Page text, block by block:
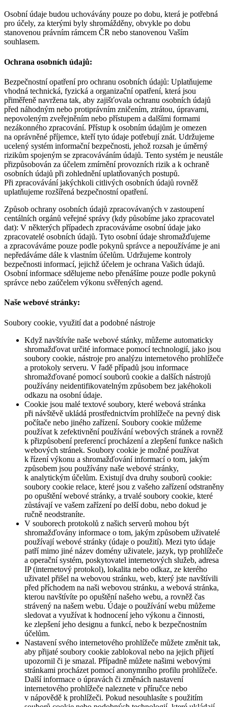
Osobní údaje budou uchovávány pouze po dobu, která je potřebná
pro účely, za kterými byly shromážděny, obvykle po dobu
stanovenou právním rámcem ČR nebo stanovenou Vaším
souhlasem.
Ochrana osobních údajů:
Bezpečnostní opatření pro ochranu osobních údajů: Uplatňujeme
vhodná technická, fyzická a organizační opatření, která jsou
přiměřeně navržena tak, aby zajišťovala ochranu osobních údajů
před náhodným nebo protiprávním zničením, ztrátou, úpravami,
nepovoleným zveřejněním nebo přístupem a dalšími formami
nezákonného zpracování. Přístup k osobním údajům je omezen
na oprávněné příjemce, kteří tyto údaje potřebují znát. Udržujeme
ucelený systém informační bezpečnosti, jehož rozsah je úměrný
rizikům spojeným se zpracováváním údajů. Tento systém je neustále
přizpůsobován za účelem zmírnění provozních rizik a k ochraně
osobních údajů při zohlednění uplatňovaných postupů.
Při zpracovávání jakýchkoli citlivých osobních údajů rovněž
uplatňujeme rozšířená bezpečnostní opatření.
Způsob ochrany osobních údajů zpracovávaných v zastoupení
centálních orgánů veřejné správy (kdy působíme jako zpracovatel
dat): V některých případech zpracováváme osobní údaje jako
zpracovatelé osobních údajů. Tyto osobní údaje shromažďujeme
a zpracováváme pouze podle pokynů správce a nepoužíváme je ani
nepředáváme dále k vlastním účelům. Udržujeme kontroly
bezpečnosti informací, jejichž účelem je ochrana Vašich údajů.
Osobní informace sdělujeme nebo přenášíme pouze podle pokynů
správce nebo zaúčelem výkonu svěřených agend.
Naše webové stránky:
Soubory cookie, využití dat a podobné nástroje
Když navštívíte naše webové stánky, můžeme automaticky
shromažďovat určité informace pomocí technologií, jako jsou
soubory cookie, nástroje pro analýzu internetového prohlížeče
a protokoly serveru. V řadě případů jsou informace
shromažďované pomocí souborů cookie a dalších nástrojů
používány neidentifikovatelným způsobem bez jakéhokoli
odkazu na osobní údaje.
Cookie jsou malé textové soubory, které webová stránka
při návštěvě ukládá prostřednictvím prohlížeče na pevný disk
počítače nebo jiného zařízení. Soubory cookie můžeme
používat k zefektivnění používání webových stránek a rovněž
k přizpůsobení preferencí procházení a zlepšení funkce našich
webových stránek. Soubory cookie je možné používat
k řízení výkonu a shromažďování informací o tom, jakým
způsobem jsou používány naše webové stránky,
k analytickým účelům. Existují dva druhy souborů cookie:
soubory cookie relace, které jsou z vašeho zařízení odstraněny
po opuštění webové stránky, a trvalé soubory cookie, které
zůstávají ve vašem zařízení po delší dobu, nebo dokud je
ručně neodstraníte.
V souborech protokolů z našich serverů mohou být
shromažďovány informace o tom, jakým způsobem uživatelé
používají webové stránky (údaje o použití). Mezi tyto údaje
patří mimo jiné název domény uživatele, jazyk, typ prohlížeče
a operační systém, poskytovatel internetových služeb, adresa
IP (internetový protokol), lokalita nebo odkaz, ze kterého
uživatel přišel na webovou stránku, web, který jste navštívili
před příchodem na naši webovou stránku, a webová stránka,
kterou navštívíte po opuštění našeho webu, a rovněž čas
strávený na našem webu. Údaje o používání webu můžeme
sledovat a využívat k hodnocení jeho výkonu a činnosti,
ke zlepšení jeho designu a funkcí, nebo k bezpečnostním
účelům.
Nastavení svého internetového prohlížeče můžete změnit tak,
aby přijaté soubory cookie zablokoval nebo na jejich přijetí
upozornil či je smazal. Případně můžete našimi webovými
stránkami procházet pomocí anonymního profilu prohlížeče.
Další informace o úpravách či změnách nastavení
internetového prohlížeče naleznete v příručce nebo
v nápovědě k prohlížeči. Pokud nesouhlasíte s použitím